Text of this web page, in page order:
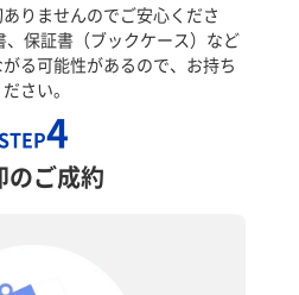
りませんのでご安心くださ
、保証書（ブックケース）など
る可能性があるので、お持ち
さい。
4
のご成約